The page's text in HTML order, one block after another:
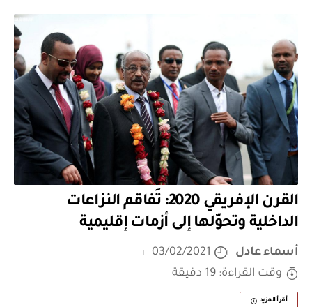
القرن الإفريقي 2020: تَفاقم النزاعات
الداخلية وتحوّلها إلى أزمات إقليمية
أسماء عادل
03/02/2021
وقت القراءة: 19 دقيقة
أقرأ المزيد